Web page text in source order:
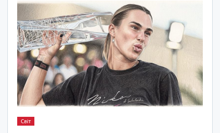
Світ